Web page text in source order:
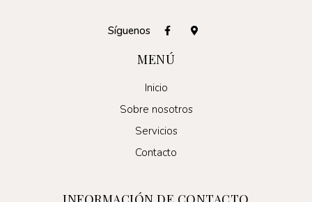
Síguenos
MENÚ
Inicio
Sobre nosotros
Servicios
Contacto